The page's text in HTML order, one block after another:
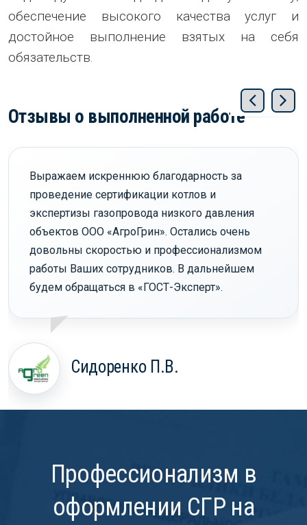
обеспечение высокого качества услуг и
достойное выполнение взятых на себя
обязательств.
Отзывы о выполненной работе
Выражаем искреннюю благодарность за
проведение сертификации котлов и
экспертизы газопровода низкого давления
объектов ООО «АгроГрин». Остались очень
довольны скоростью и профессионализмом
работы Ваших сотрудников. В дальнейшем
будем обращаться в «ГОСТ-Эксперт».
Сидоренко П.В.
Профессионализм в
оформлении СГР на